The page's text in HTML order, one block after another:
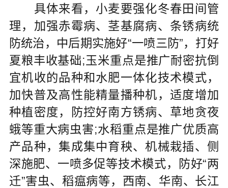
具体来看，小麦要强化冬春田间管
理，加强赤霉病、茎基腐病、条锈病统
防统治，中后期实施好“一喷三防”，打好
夏粮丰收基础;玉米重点是推广耐密抗倒
宜机收的品种和水肥一体化技术模式，
加快普及高性能精量播种机，适度增加
种植密度，防控好南方锈病、草地贪夜
蛾等重大病虫害;水稻重点是推广优质高
产品种，集成集中育秧、机械栽插、侧
深施肥、一喷多促等技术模式，防好“两
迁”害虫、稻瘟病等，西南、华南、长江